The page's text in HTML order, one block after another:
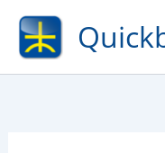
Zum
Inhalt
springen